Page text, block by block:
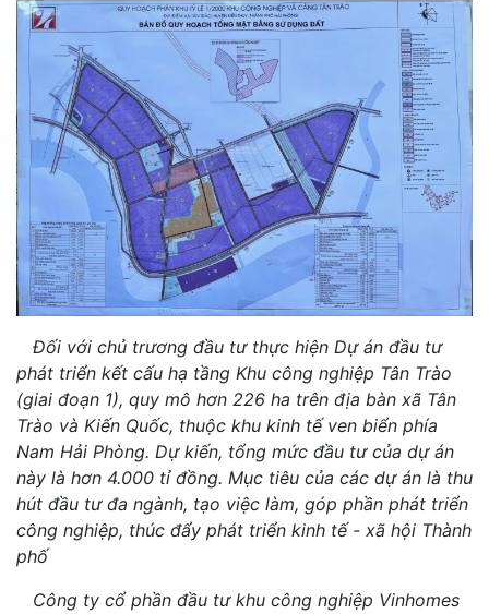
Đối với chủ trương đầu tư thực hiện Dự án đầu tư
phát triển kết cấu hạ tầng Khu công nghiệp Tân Trào
(giai đoạn 1), quy mô hơn 226 ha trên địa bàn xã Tân
Trào và Kiến Quốc, thuộc khu kinh tế ven biển phía
Nam Hải Phòng. Dự kiến, tổng mức đầu tư của dự án
này là hơn 4.000 tỉ đồng. Mục tiêu của các dự án là thu
hút đầu tư đa ngành, tạo việc làm, góp phần phát triển
công nghiệp, thúc đẩy phát triển kinh tế - xã hội Thành
phố
Công ty cổ phần đầu tư khu công nghiệp Vinhomes